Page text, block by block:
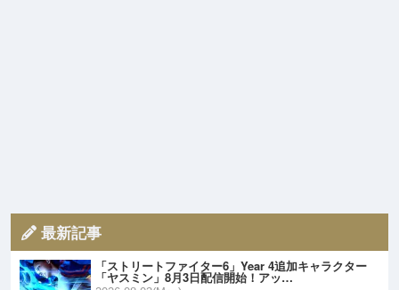
最新記事
「ストリートファイター6」Year 4追加キャラクター
「ヤスミン」8月3日配信開始！アッ…